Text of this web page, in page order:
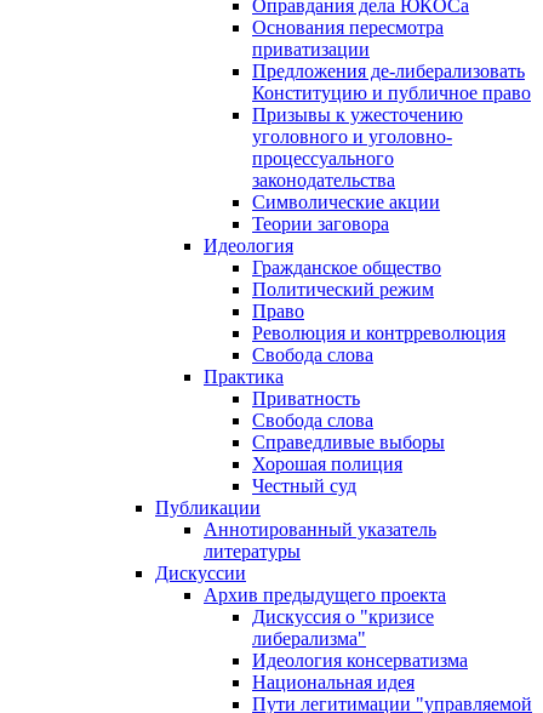
Оправдания дела ЮКОСа
Основания пересмотра
приватизации
Предложения де-либерализовать
Конституцию и публичное право
Призывы к ужесточению
уголовного и уголовно-
процессуального
законодательства
Символические акции
Теории заговора
Идеология
Гражданское общество
Политический режим
Право
Революция и контрреволюция
Свобода слова
Практика
Приватность
Свобода слова
Справедливые выборы
Хорошая полиция
Честный суд
Публикации
Аннотированный указатель
литературы
Дискуссии
Архив предыдущего проекта
Дискуссия о "кризисе
либерализма"
Идеология консерватизма
Национальная идея
Пути легитимации "управляемой